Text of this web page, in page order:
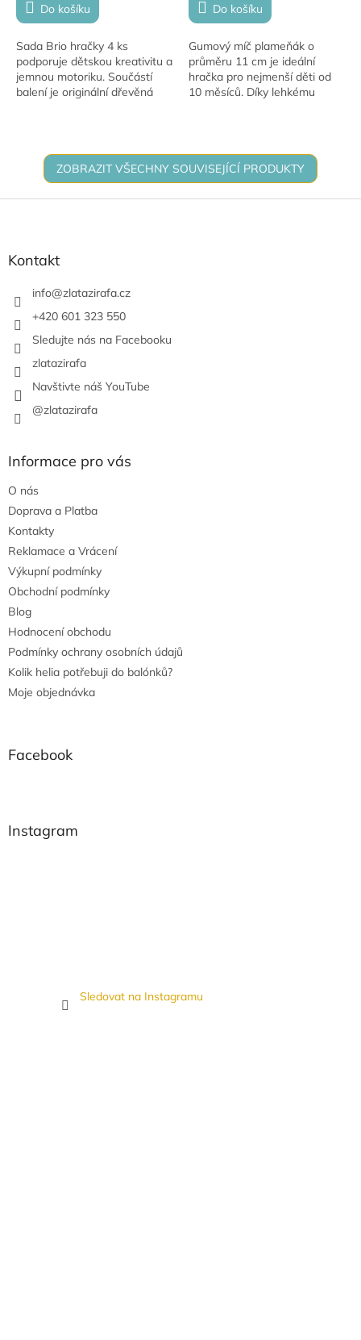
Do košíku
Sada Brio hračky 4 ks
podporuje dětskou kreativitu a
jemnou motoriku. Součástí
balení je originální dřevěná
Do košíku
Gumový míč plameňák o
průměru 11 cm je ideální
hračka pro nejmenší děti od
10 měsíců. Díky lehkému
ZOBRAZIT VŠECHNY SOUVISEJÍCÍ PRODUKTY
Z
Kontakt
info@zlatazirafa.cz
+420 601 323 550
Sledujte nás na Facebooku
zlatazirafa
Navštivte náš YouTube
@zlatazirafa
Informace pro vás
O nás
Doprava a Platba
Kontakty
Reklamace a Vrácení
Výkupní podmínky
Obchodní podmínky
Blog
Hodnocení obchodu
Podmínky ochrany osobních údajů
Kolik helia potřebuji do balónků?
Moje objednávka
Facebook
Instagram
Sledovat na Instagramu